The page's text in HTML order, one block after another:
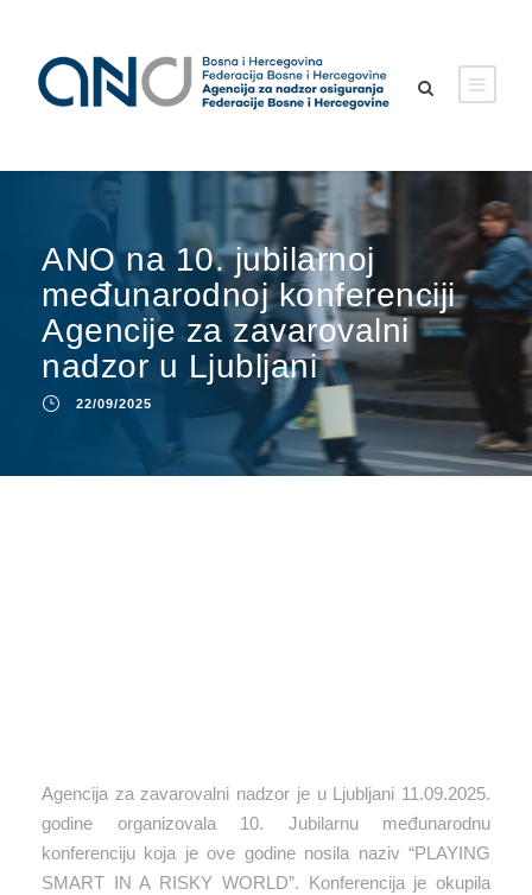
ANO na 10. jubilarnoj
međunarodnoj konferenciji
Agencije za zavarovalni
nadzor u Ljubljani
22/09/2025
Agencija za zavarovalni nadzor je u Ljubljani 11.09.2025.
godine organizovala 10. Jubilarnu međunarodnu
konferenciju koja je ove godine nosila naziv “PLAYING
SMART IN A RISKY WORLD”. Konferencija je okupila